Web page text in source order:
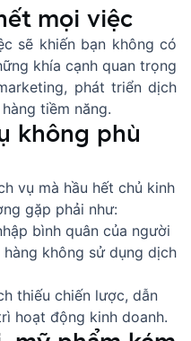
mọi việc
sẽ khiến bạn không có
khía cạnh quan trọng
phát triển dịch
tiềm năng.
không phù
vụ mà hầu hết chủ kinh
gặp phải như:
bình quân của người
không sử dụng dịch
thiếu chiến lược, dẫn
hoạt động kinh doanh.